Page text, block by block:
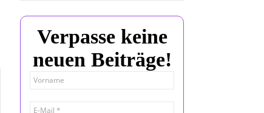
Verpasse keine
neuen Beiträge!